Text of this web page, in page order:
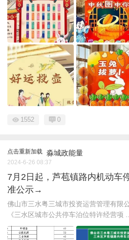
1552 0
点击重新加载 淼城政能量
2024-6-26 08:37
7月2日起，芦苞镇路内机动车
准公示→
佛山市三水粤三城市投资运营管理有限
《三水区城市公共停车泊位特许经营项 ...